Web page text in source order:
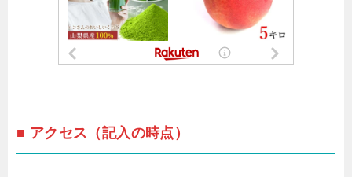
■ アクセス（記入の時点）